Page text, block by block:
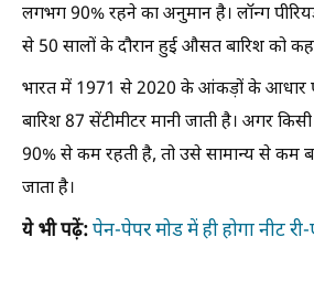
लगभग 90% रहने का अनुमान है। लॉन्ग
से 50 सालों के दौरान हुई औसत बारिश को
भारत में 1971 से 2020 के आंकड़ों के आधार
बारिश 87 सेंटीमीटर मानी जाती है। अगर
90% से कम रहती है, तो उसे सामान्य से कम
जाता है।
ये भी पढ़ें:पेन-पेपर मोड में ही होगा नीट